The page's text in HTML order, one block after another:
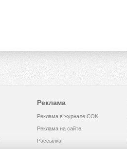
Реклама
Реклама в журнале СОК
Реклама на сайте
Рассылка